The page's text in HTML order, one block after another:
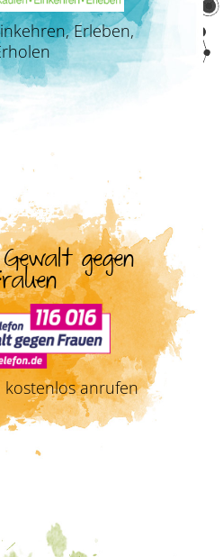
Erleben,
gegen
anrufen